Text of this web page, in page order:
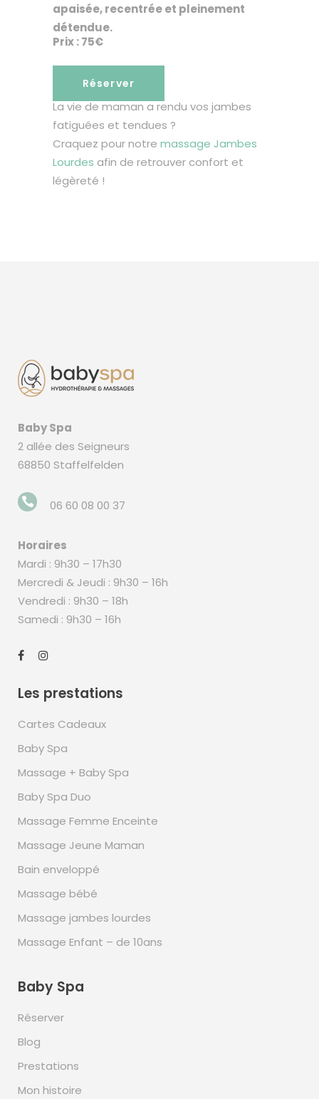
apaisée, recentrée et pleinement
détendue.
Prix : 75€
Réserver
La vie de maman a rendu vos jambes
fatiguées et tendues ?
Craquez pour notre massage Jambes
Lourdes afin de retrouver confort et
légèreté !
Baby Spa
2 allée des Seigneurs
68850 Staffelfelden
06 60 08 00 37
Horaires
Mardi : 9h30 – 17h30
Mercredi & Jeudi : 9h30 – 16h
Vendredi : 9h30 – 18h
Samedi : 9h30 – 16h
Les prestations
Cartes Cadeaux
Baby Spa
Massage + Baby Spa
Baby Spa Duo
Massage Femme Enceinte
Massage Jeune Maman
Bain enveloppé
Massage bébé
Massage jambes lourdes
Massage Enfant – de 10ans
Baby Spa
Réserver
Blog
Prestations
Mon histoire